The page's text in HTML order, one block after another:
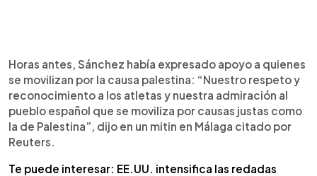
Horas antes, Sánchez había expresado apoyo a quienes
se movilizan por la causa palestina: “Nuestro respeto y
reconocimiento a los atletas y nuestra admiración al
pueblo español que se moviliza por causas justas como
la de Palestina”, dijo en un mitin en Málaga citado por
Reuters.
Te puede interesar: EE.UU. intensifica las redadas